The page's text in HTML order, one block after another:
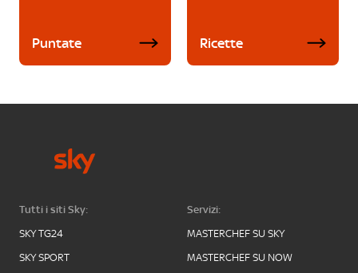
Puntate Ricette
Tutti i siti Sky:
SKY TG24
SKY SPORT
Servizi:
MASTERCHEF SU SKY
MASTERCHEF SU NOW